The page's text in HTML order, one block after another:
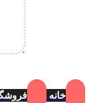
خانه